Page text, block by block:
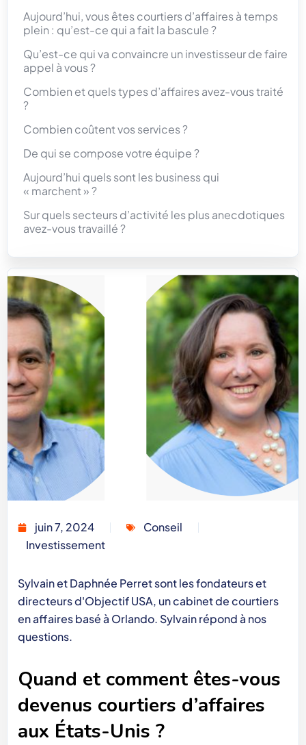
juin 7, 2024
Conseil
Investissement
Sylvain et Daphnée Perret sont les fondateurs et
directeurs d'Objectif USA, un cabinet de courtiers
en affaires basé à Orlando. Sylvain répond à nos
questions.
Quand et comment êtes-vous
devenus courtiers d’affaires
aux États-Unis ?
Aujourd’hui, vous êtes courtiers d’affaires à temps
plein : qu’est-ce qui a fait la bascule ?
Qu’est-ce qui va convaincre un investisseur de faire
appel à vous ?
Combien et quels types d’affaires avez-vous traité
?
Combien coûtent vos services ?
De qui se compose votre équipe ?
Aujourd’hui quels sont les business qui
« marchent » ?
Sur quels secteurs d’activité les plus anecdotiques
avez-vous travaillé ?